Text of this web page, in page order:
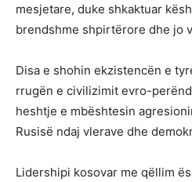
mesjetare, duke shkaktuar
brendshme shpirtërore dhe jo
Disa e shohin ekzistencën e
rrugën e civilizimit evro-
heshtje e mbështesin
Rusisë ndaj vlerave dhe
Lidershipi kosovar me qëllim